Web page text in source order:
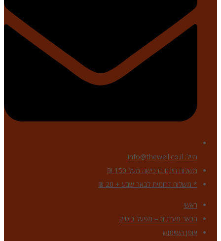
מייל: info@thewell.co.il
משלוח חינם ברכישה מעל 150 ₪
* משלוח דרומית לבאר שבע + 20 ₪
ראשי
הבאר מעדנים – מפעל בוטיק
אופן השימוש